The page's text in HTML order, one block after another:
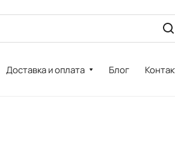
Доставка и оплата Блог